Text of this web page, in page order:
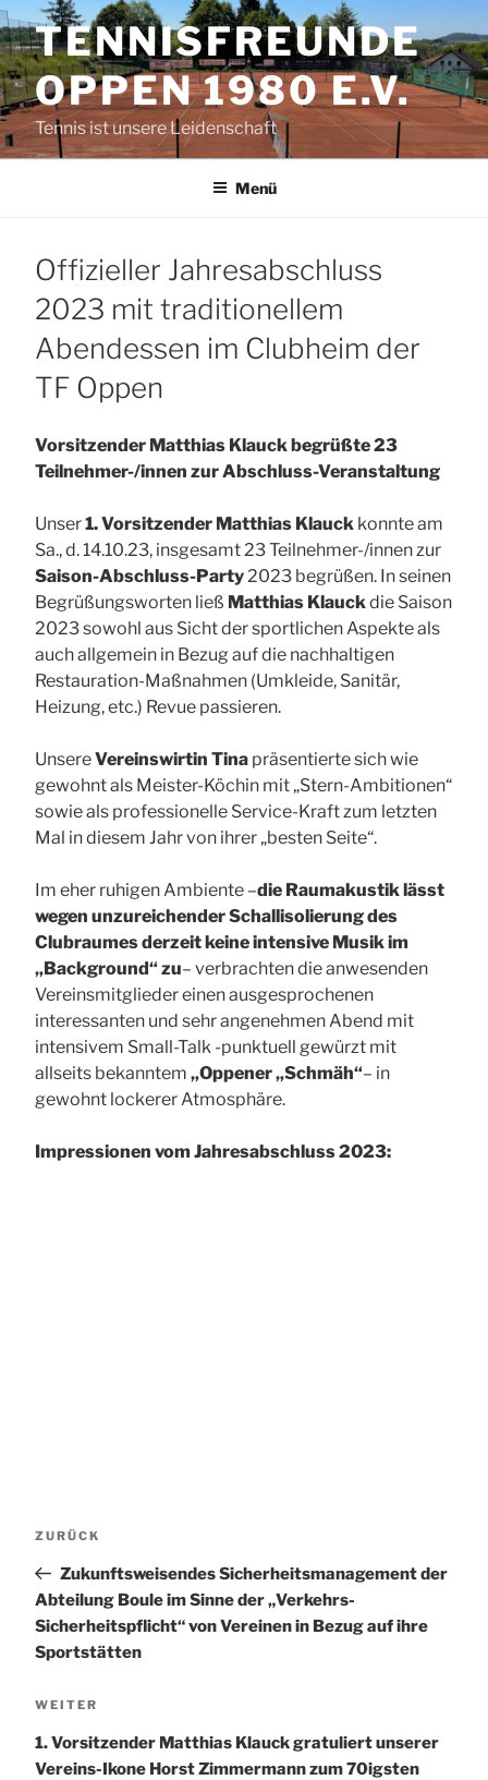
Zum
Inhalt
springenTENNISFREUNDE
OPPEN 1980 E.V.
Tennis ist unsere Leidenschaft
Menü
Offizieller Jahresabschluss
2023 mit traditionellem
Abendessen im Clubheim der
TF Oppen
Vorsitzender Matthias Klauck begrüßte 23
Teilnehmer-/innen zur Abschluss-Veranstaltung
Unser1. Vorsitzender Matthias Klauck konnte am
Sa., d. 14.10.23, insgesamt 23 Teilnehmer-/innen zur
Saison-Abschluss-Party 2023 begrüßen. In seinen
Begrüßungsworten ließ Matthias Klauck die Saison
2023 sowohl aus Sicht der sportlichen Aspekte als
auch allgemein in Bezug auf die nachhaltigen
Restauration-Maßnahmen (Umkleide, Sanitär,
Heizung, etc.) Revue passieren.
UnsereVereinswirtin Tina präsentierte sich wie
gewohnt als Meister-Köchin mit „Stern-Ambitionen“
sowie als professionelle Service-Kraft zum letzten
Mal in diesem Jahr von ihrer „besten Seite“.
Im eher ruhigen Ambiente –die Raumakustik lässt
wegen unzureichender Schallisolierung des
Clubraumes derzeit keine intensive Musik im
„Background“ zu– verbrachten die anwesenden
Vereinsmitglieder einen ausgesprochenen
interessanten und sehr angenehmen Abend mit
intensivem Small-Talk -punktuell gewürzt mit
allseits bekanntem „Oppener „Schmäh“– in
gewohnt lockerer Atmosphäre.
Impressionen vom Jahresabschluss 2023:
Vorheriger
ZURÜCK
Zukunftsweisendes Sicherheitsmanagement der
Abteilung Boule im Sinne der „Verkehrs-
Sicherheitspflicht“ von Vereinen in Bezug auf ihre
Sportstätten
Nächster
WEITER
1. Vorsitzender Matthias Klauck gratuliert unserer
Vereins-Ikone Horst Zimmermann zum 70igsten